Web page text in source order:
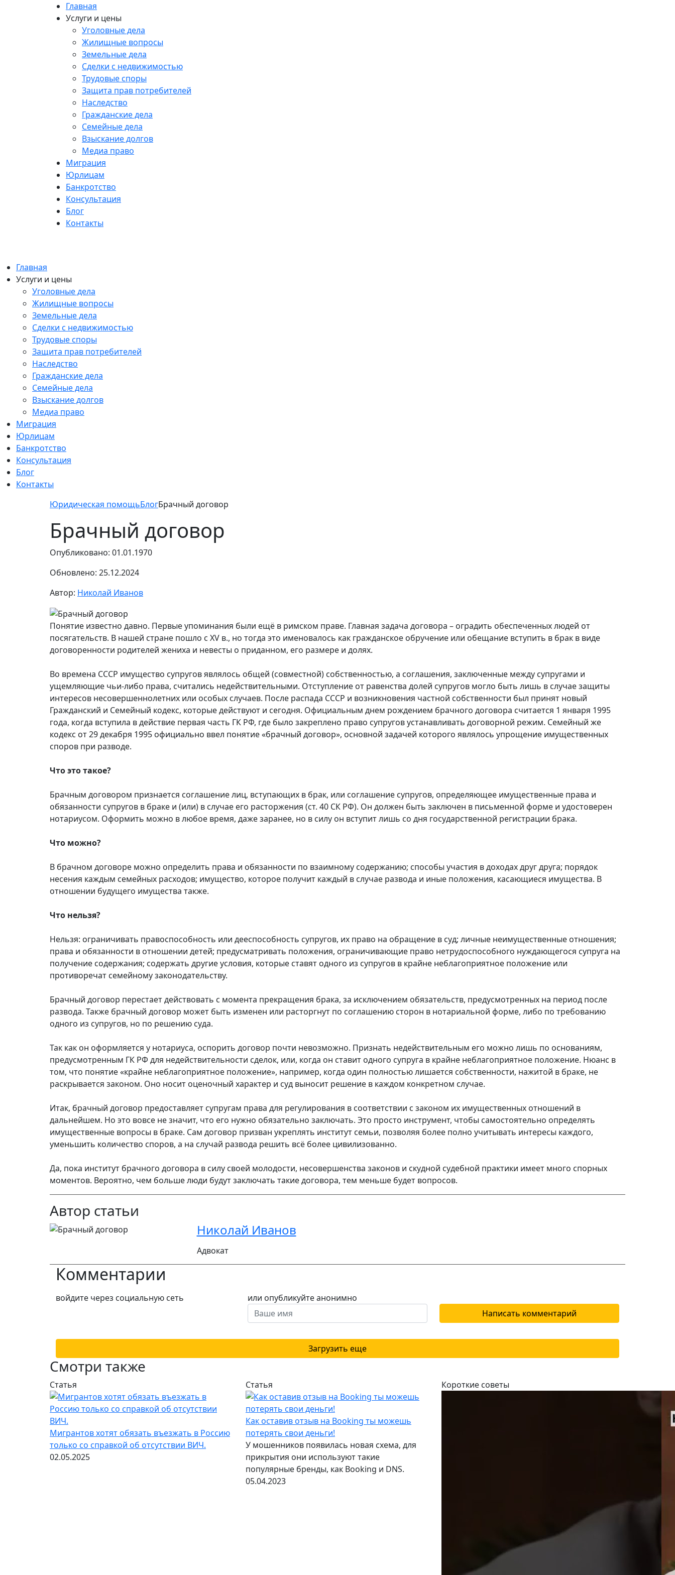
Главная
Услуги и цены
Уголовные дела
Жилищные вопросы
Земельные дела
Сделки с недвижимостью
Трудовые споры
Защита прав потребителей
Наследство
Гражданские дела
Семейные дела
Взыскание долгов
Медиа право
Миграция
Юрлицам
Банкротство
Консультация
Блог
Контакты
Главная
Услуги и цены
Уголовные дела
Жилищные вопросы
Земельные дела
Сделки с недвижимостью
Трудовые споры
Защита прав потребителей
Наследство
Гражданские дела
Семейные дела
Взыскание долгов
Медиа право
Миграция
Юрлицам
Банкротство
Консультация
Блог
Контакты
Юридическая помощьБлогБрачный договор
Брачный договор
Опубликовано: 01.01.1970
Обновлено: 25.12.2024
Автор: Николай Иванов
Понятие известно давно. Первые упоминания были ещё в римском праве. Главная задача договора – оградить обеспеченных людей от
посягательств. В нашей стране пошло с XV в., но тогда это именовалось как гражданское обручение или обещание вступить в брак в виде
договоренности родителей жениха и невесты о приданном, его размере и долях.
Во времена СССР имущество супругов являлось общей (совместной) собственностью, а соглашения, заключенные между супругами и
ущемляющие чьи-либо права, считались недействительными. Отступление от равенства долей супругов могло быть лишь в случае защиты
интересов несовершеннолетних или особых случаев. После распада СССР и возникновения частной собственности был принят новый
Гражданский и Семейный кодекс, которые действуют и сегодня. Официальным днем рождением брачного договора считается 1 января 1995
года, когда вступила в действие первая часть ГК РФ, где было закреплено право супругов устанавливать договорной режим. Семейный же
кодекс от 29 декабря 1995 официально ввел понятие «брачный договор», основной задачей которого являлось упрощение имущественных
споров при разводе.
Что это такое?
Брачным договором признается соглашение лиц, вступающих в брак, или соглашение супругов, определяющее имущественные права и
обязанности супругов в браке и (или) в случае его расторжения (ст. 40 СК РФ). Он должен быть заключен в письменной форме и удостоверен
нотариусом. Оформить можно в любое время, даже заранее, но в силу он вступит лишь со дня государственной регистрации брака.
Что можно?
В брачном договоре можно определить права и обязанности по взаимному содержанию; способы участия в доходах друг друга; порядок
несения каждым семейных расходов; имущество, которое получит каждый в случае развода и иные положения, касающиеся имущества. В
отношении будущего имущества также.
Что нельзя?
Нельзя: ограничивать правоспособность или дееспособность супругов, их право на обращение в суд; личные неимущественные отношения;
права и обязанности в отношении детей; предусматривать положения, ограничивающие право нетрудоспособного нуждающегося супруга на
получение содержания; содержать другие условия, которые ставят одного из супругов в крайне неблагоприятное положение или
противоречат семейному законодательству.
Брачный договор перестает действовать с момента прекращения брака, за исключением обязательств, предусмотренных на период после
развода. Также брачный договор может быть изменен или расторгнут по соглашению сторон в нотариальной форме, либо по требованию
одного из супругов, но по решению суда.
Так как он оформляется у нотариуса, оспорить договор почти невозможно. Признать недействительным его можно лишь по основаниям,
предусмотренным ГК РФ для недействительности сделок, или, когда он ставит одного супруга в крайне неблагоприятное положение. Нюанс в
том, что понятие «крайне неблагоприятное положение», например, когда один полностью лишается собственности, нажитой в браке, не
раскрывается законом. Оно носит оценочный характер и суд выносит решение в каждом конкретном случае.
Итак, брачный договор предоставляет супругам права для регулирования в соответствии с законом их имущественных отношений в
дальнейшем. Но это вовсе не значит, что его нужно обязательно заключать. Это просто инструмент, чтобы самостоятельно определять
имущественные вопросы в браке. Сам договор призван укреплять институт семьи, позволяя более полно учитывать интересы каждого,
уменьшить количество споров, а на случай развода решить всё более цивилизованно.
Да, пока институт брачного договора в силу своей молодости, несовершенства законов и скудной судебной практики имеет много спорных
моментов. Вероятно, чем больше люди будут заключать такие договора, тем меньше будет вопросов.
Автор статьи
Николай Иванов
Адвокат
Комментарии
войдите через социальную сеть
или опубликуйте анонимно
Написать комментарий
Загрузить еще
Смотри также
Статья
Мигрантов хотят обязать въезжать в Россию
только со справкой об отсутствии ВИЧ.
02.05.2025
Статья
Как оставив отзыв на Booking ты можешь
потерять свои деньги!
У мошенников появилась новая схема, для
прикрытия они используют такие
популярные бренды, как Booking и DNS.
05.04.2023
Короткие советы